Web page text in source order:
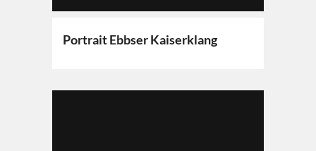
Portrait Ebbser Kaiserklang